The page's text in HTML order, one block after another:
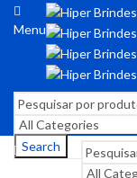
Menu
Search